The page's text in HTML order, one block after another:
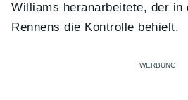
Williams heranarbeitete, der in
Rennens die Kontrolle behielt.